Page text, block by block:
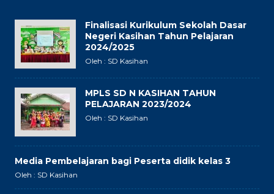
Finalisasi Kurikulum Sekolah Dasar
Negeri Kasihan Tahun Pelajaran
2024/2025
Oleh : SD Kasihan
MPLS SD N KASIHAN TAHUN
PELAJARAN 2023/2024
Oleh : SD Kasihan
Media Pembelajaran bagi Peserta didik kelas 3
Oleh : SD Kasihan